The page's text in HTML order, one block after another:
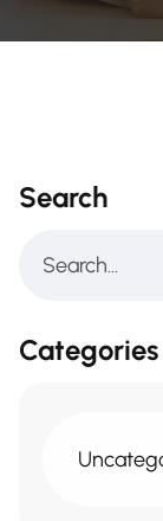
Search
Categories